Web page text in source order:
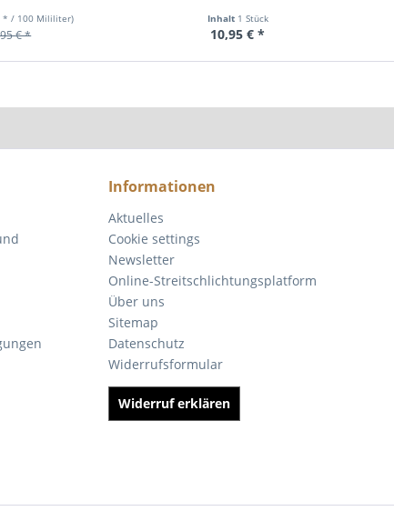
* / 100 Mililiter)
€ *
Inhalt 1 Stück
10,95 € *
Informationen
Aktuelles
Cookie settings
Newsletter
Online-Streitschlichtungsplatform
Über uns
Sitemap
Datenschutz
Widerrufsformular
Widerruf erklären